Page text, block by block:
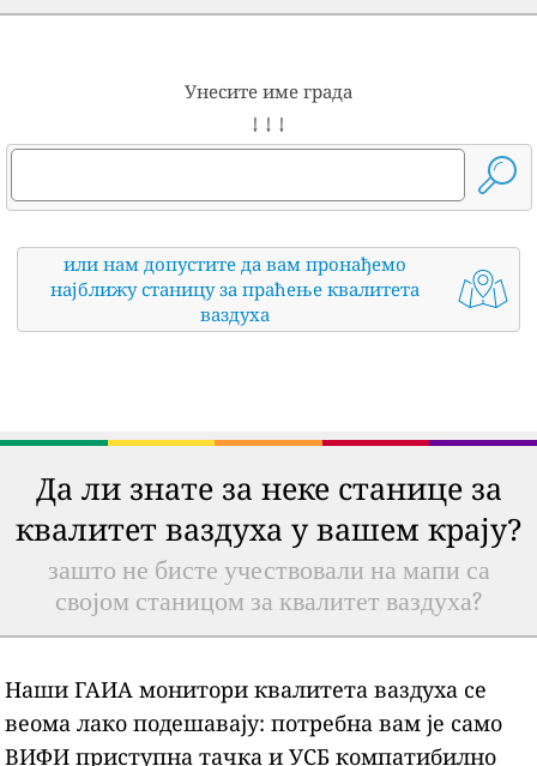
Унесите име града
↓ ↓ ↓
или нам допустите да вам пронађемо
најближу станицу за праћење квалитета
ваздуха
Да ли знате за неке станице за
квалитет ваздуха у вашем крају?
зашто не бисте учествовали на мапи са
својом станицом за квалитет ваздуха?
Наши ГАИА монитори квалитета ваздуха се
веома лако подешавају: потребна вам је само
ВИФИ приступна тачка и УСБ компатибилно